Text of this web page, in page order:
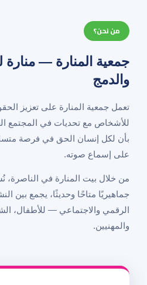
من نحن؟
جمعية المنارة — منارة
والدمج
تعمل جمعية المنارة على تعزيز
للأشخاص مع تحديات في المجتمع
بأن لكل إنسان الحق في فرصة
على إسماع صوته.
من خلال بيت المنارة في الناصرة،
جماهيريًا متاحًا وحديثًا، يجمع بين
الرقمي والاجتماعي — للأطفال،
والمهنيين.